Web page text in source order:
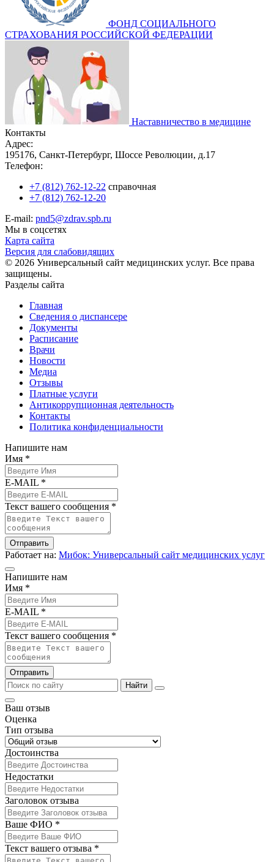
ФОНД СОЦИАЛЬНОГО
СТРАХОВАНИЯ РОССИЙСКОЙ ФЕДЕРАЦИИ
Наставничество в медицине
Контакты
Адрес:
195176, Санкт-Петербург, Шоссе Революции, д.17
Телефон:
+7 (812) 762-12-22 справочная
+7 (812) 762-12-20
E-mail: pnd5@zdrav.spb.ru
Мы в соцсетях
Карта сайта
Версия для слабовидящих
© 2026 Универсальный сайт медицинских услуг. Все права
защищены.
Разделы сайта
Главная
Сведения о диспансере
Документы
Расписание
Врачи
Новости
Медиа
Отзывы
Платные услуги
Антикоррупционная деятельность
Контакты
Политика конфиденциальности
Напишите нам
Имя *
E-MAIL *
Текст вашего сообщения *
Отправить
Работает на: Мибок: Универсальный сайт медицинских услуг
Напишите нам
Имя *
E-MAIL *
Текст вашего сообщения *
Отправить
Найти
Ваш отзыв
Оценка
Тип отзыва
Достоинства
Недостатки
Заголовок отзыва
Ваше ФИО *
Текст вашего отзыва *